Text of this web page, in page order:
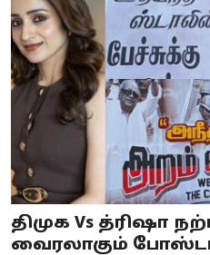
திமுக Vs த்ரிஷா
வைரலாகும் போஸ்டர்